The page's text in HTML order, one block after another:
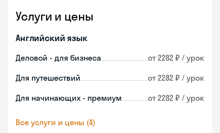
Услуги и цены
Английский язык
Деловой - для бизнеса от 2282 ₽ / урок
Для путешествий от 2282 ₽ / урок
Для начинающих - премиум от 2282 ₽ / урок
Все услуги и цены (4)